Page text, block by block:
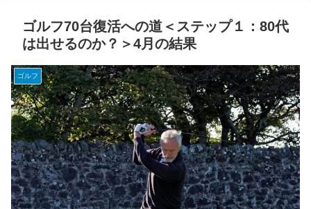
ゴルフ70台復活への道＜ステップ１：80代
は出せるのか？＞4月の結果
ゴルフ